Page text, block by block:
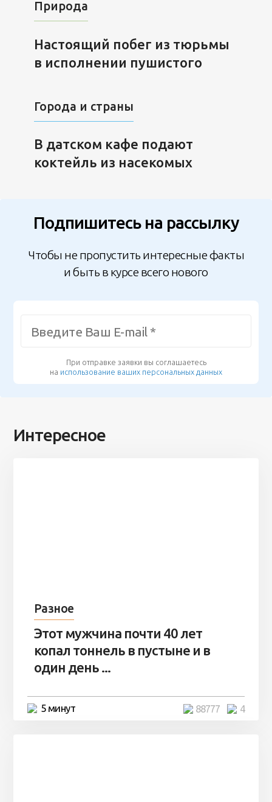
Природа
Настоящий побег из тюрьмы
в исполнении пушистого
Города и страны
В датском кафе подают
коктейль из насекомых
Подпишитесь на рассылку
Чтобы не пропустить интересные факты
и быть в курсе всего нового
При отправке заявки вы соглашаетесь
на использование ваших персональных данных
Интересное
Разное
Этот мужчина почти 40 лет
копал тоннель в пустыне и в
один день ...
5 минут 4
88777